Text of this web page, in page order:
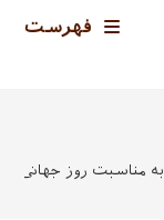
فهرست
به مناسبت روز جهانی